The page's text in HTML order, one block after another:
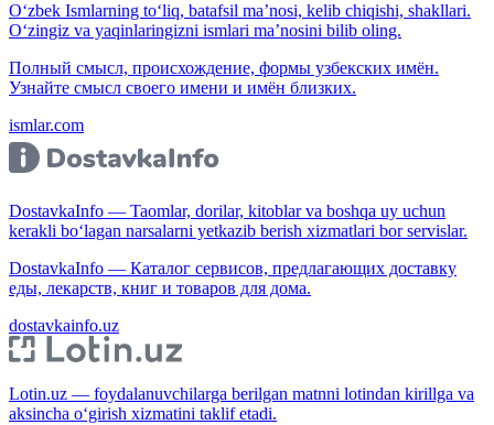
O‘zbek Ismlarning to‘liq, batafsil ma’nosi, kelib chiqishi, shakllari.
O‘zingiz va yaqinlaringizni ismlari ma’nosini bilib oling.
Полный смысл, происхождение, формы узбекских имён.
Узнайте смысл своего имени и имён близких.
ismlar.com
DostavkaInfo — Taomlar, dorilar, kitoblar va boshqa uy uchun
kerakli bo‘lagan narsalarni yetkazib berish xizmatlari bor servislar.
DostavkaInfo — Каталог сервисов, предлагающих доставку
еды, лекарств, книг и товаров для дома.
dostavkainfo.uz
Lotin.uz — foydalanuvchilarga berilgan matnni lotindan kirillga va
aksincha o‘girish xizmatini taklif etadi.